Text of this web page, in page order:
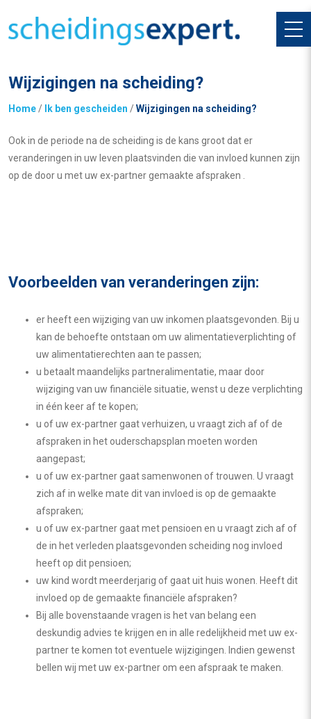
Wijzigingen na scheiding?
Home / Ik ben gescheiden /Wijzigingen na scheiding?
Ook in de periode na de scheiding is de kans groot dat er
veranderingen in uw leven plaatsvinden die van invloed kunnen zijn
op de door u met uw ex-partner gemaakte afspraken .
Voorbeelden van veranderingen zijn:
er heeft een wijziging van uw inkomen plaatsgevonden. Bij u
kan de behoefte ontstaan om uw alimentatieverplichting of
uw alimentatierechten aan te passen;
u betaalt maandelijks partneralimentatie, maar door
wijziging van uw financiële situatie, wenst u deze verplichting
in één keer af te kopen;
u of uw ex-partner gaat verhuizen, u vraagt zich af of de
afspraken in het ouderschapsplan moeten worden
aangepast;
u of uw ex-partner gaat samenwonen of trouwen. U vraagt
zich af in welke mate dit van invloed is op de gemaakte
afspraken;
u of uw ex-partner gaat met pensioen en u vraagt zich af of
de in het verleden plaatsgevonden scheiding nog invloed
heeft op dit pensioen;
uw kind wordt meerderjarig of gaat uit huis wonen. Heeft dit
invloed op de gemaakte financiële afspraken?
Bij alle bovenstaande vragen is het van belang een
deskundig advies te krijgen en in alle redelijkheid met uw ex-
partner te komen tot eventuele wijzigingen. Indien gewenst
bellen wij met uw ex-partner om een afspraak te maken.